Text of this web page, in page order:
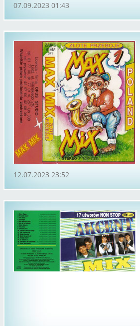
07.09.2023 01:43
12.07.2023 23:52